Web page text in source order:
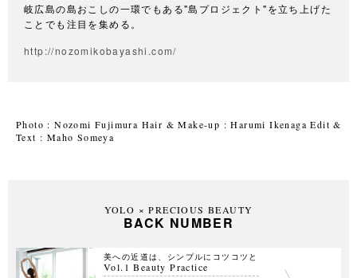
岐広島の島おこしの一環でもある"島プロジェクト"を立ち上げた
ことでも注目を集める。
http://nozomikobayashi.com/
Photo : Nozomi Fujimura Hair & Make-up : Harumi Ikenaga Edit &
Text : Maho Someya
YOLO × PRECIOUS BEAUTY
BACK NUMBER
美への近道は、シンプルにコツコツと
Vol.1 Beauty Practice